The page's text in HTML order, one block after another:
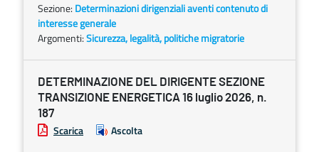
Sezione: Determinazioni dirigenziali aventi contenuto di
interesse generale
Argomenti:Sicurezza, legalità, politiche migratorie
DETERMINAZIONE DEL DIRIGENTE SEZIONE
TRANSIZIONE ENERGETICA 16 luglio 2026, n.
187
Scarica Ascolta